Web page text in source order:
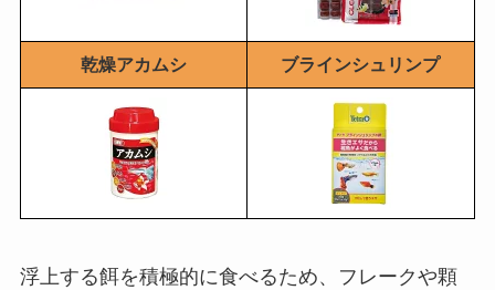
乾燥アカムシ ブラインシュリンプ
浮上する餌を積極的に食べるため、フレークや顆